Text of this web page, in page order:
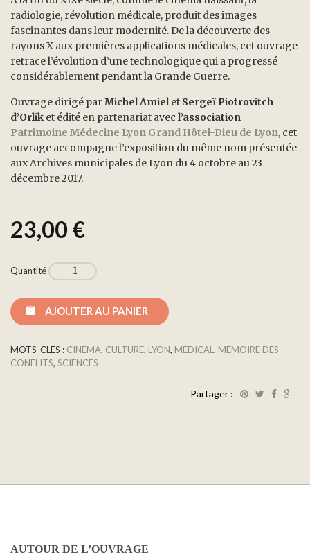
radiologie, révolution médicale, produit des images
fascinantes dans leur modernité. De la découverte des
rayons X aux premières applications médicales, cet ouvrage
retrace l’évolution d’une technologique qui a progressé
considérablement pendant la Grande Guerre.
Ouvrage dirigé parMichel Amiel et Sergeï Piotrovitch
d’Orlik et édité en partenariat avec l’association
Patrimoine Médecine Lyon Grand Hôtel-Dieu de Lyon, cet
ouvrage accompagne l’exposition du même nom présentée
aux Archives municipales de Lyon du 4 octobre au 23
décembre 2017.
23,00€
Quantité
AJOUTER AU PANIER
MOTS-CLÉS : CINÉMA, CULTURE, LYON, MÉDICAL , MÉMOIRE DES
CONFLITS, SCIENCES
Partager :
AUTOUR DE L’OUVRAGE